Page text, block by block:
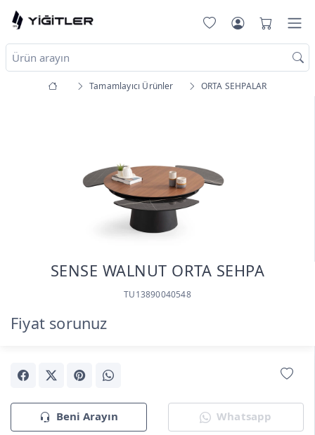
Tamamlayıcı Ürünler ORTA SEHPALAR
SENSE WALNUT ORTA SEHPA
TU13890040548
Fiyat sorunuz
Beni Arayın Whatsapp